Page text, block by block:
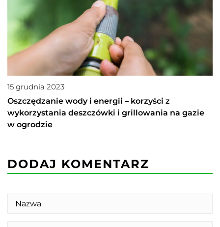
15 grudnia 2023
Oszczędzanie wody i energii – korzyści z
wykorzystania deszczówki i grillowania na gazie
w ogrodzie
DODAJ KOMENTARZ